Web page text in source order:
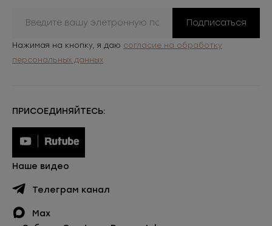
Подписаться
Нажимая на кнопку, я даю согласие на обработку
персональных данных
ПРИСОЕДИНЯЙТЕСЬ:
Наше видео
Телеграм канал
Max